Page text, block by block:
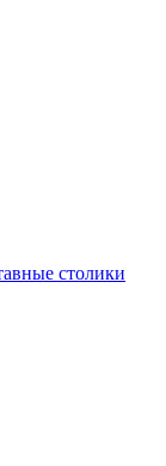
столики